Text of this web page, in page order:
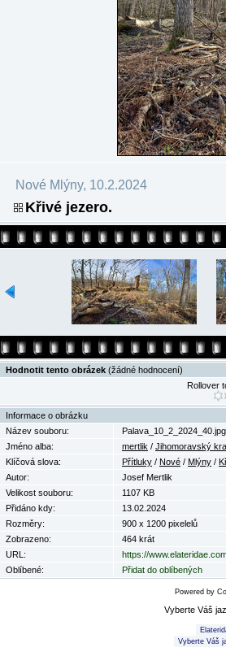
Nové Mlýny, 10.2.2024
Křivé jezero.
Hodnotit tento obrázek (žádné hodnocení)
Rollover
Informace o obrázku
Název souboru:
Palava_10_2_2024_40.jpg
Jméno alba:
mertlik / Jihomoravský
Klíčová slova:
Přítluky / Nové / Mlýny /
Autor:
Josef Mertlik
Velikost souboru:
1107 KB
Přidáno kdy:
13.02.2024
Rozměry:
900 x 1200 pixelelů
Zobrazeno:
464 krát
URL:
https://
Oblíbené:
Přidat do oblíbených
Powered by
Vyberte Váš